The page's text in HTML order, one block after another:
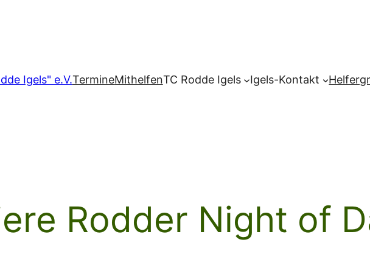
Igels" e.V.TermineMithelfenTC Rodde Igels Igels-Kontakt
Rodder Night of